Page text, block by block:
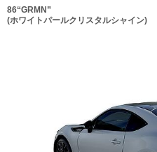
86“GRMN”
(ホワイトパールクリスタルシャイン)